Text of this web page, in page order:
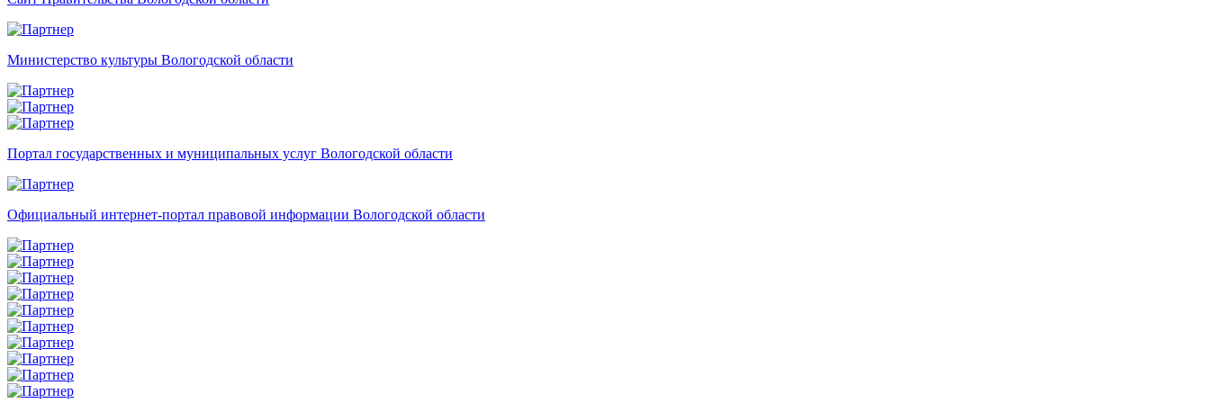
Министерство культуры Вологодской области
Портал государственных и муниципальных услуг Вологодской области
Официальный интернет-портал правовой информации Вологодской области